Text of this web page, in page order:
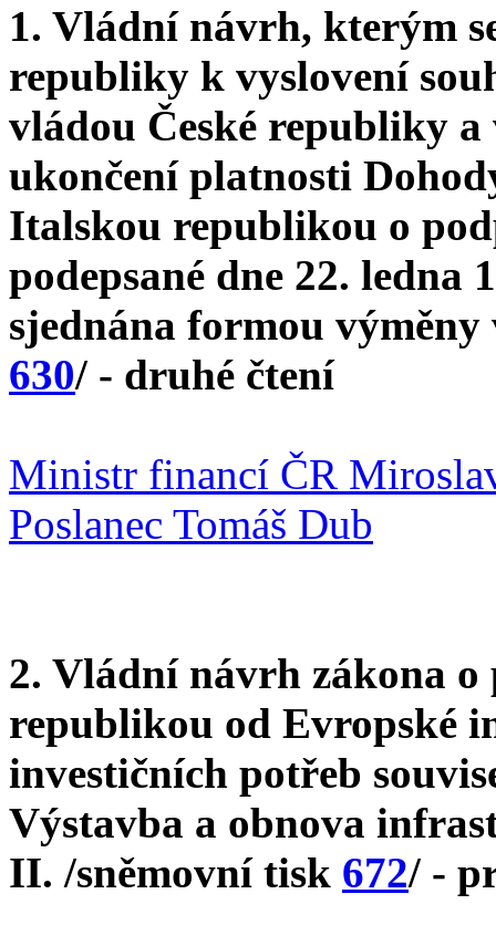
1. Vládní návrh, kterým
republiky k vyslovení
vládou České republiky
ukončení platnosti
Italskou republikou o
podepsané dne 22. ledna
sjednána formou
630/ - druhé čtení
Ministr financí ČR
Poslanec Tomáš Dub
2. Vládní návrh zákona
republikou od Evropské
investičních potřeb
Výstavba a obnova
II. /sněmovní tisk 672/ -